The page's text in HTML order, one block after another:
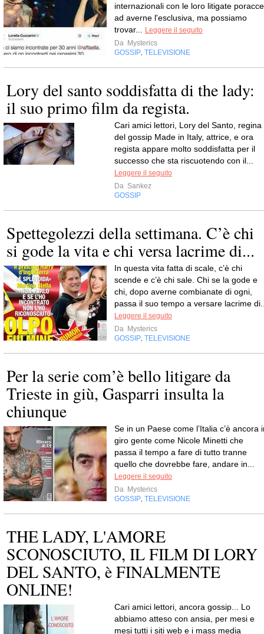
internazionali con le loro litigate poracce
ad averne l'esclusiva, ma possiamo
trovar...
Leggere il seguito
Da Mysterics
GOSSIP TELEVISIONE
Lory del santo soddisfatta di the lady:
il suo primo film da regista.
Cari amici lettori, Lory del Santo, regina
del gossip Made in Italy, attrice, e ora
regista appare molto soddisfatta per il
successo che sta riscuotendo con il...
Leggere il seguito
Da Sankez
GOSSIP
Spettegolezzi della settimana. C’è chi
si gode la vita e chi versa lacrime di...
In questa vita fatta di scale, c’è chi
scende e c’è chi sale. Chi se la gode e
chi, dopo averne combianate di ogni,
passa il suo tempo a versare lacrime
Leggere il seguito
Da Mysterics
GOSSIP TELEVISIONE
Per la serie com’è bello litigare da
Trieste in giù, Gasparri insulta la
chiunque
Se in un Paese come l’Italia c’è ancora
giro gente come Nicole Minetti che
passa il tempo a fare di tutto tranne
quello che dovrebbe fare, andare in...
Leggere il seguito
Da Mysterics
GOSSIP TELEVISIONE
THE LADY, L'AMORE
SCONOSCIUTO, IL FILM DI LORY
DEL SANTO, è FINALMENTE
ONLINE!
Cari amici lettori, ancora gossip... Lo
abbiamo atteso con ansia, per mesi e
mesi tutti i siti web e i mass media